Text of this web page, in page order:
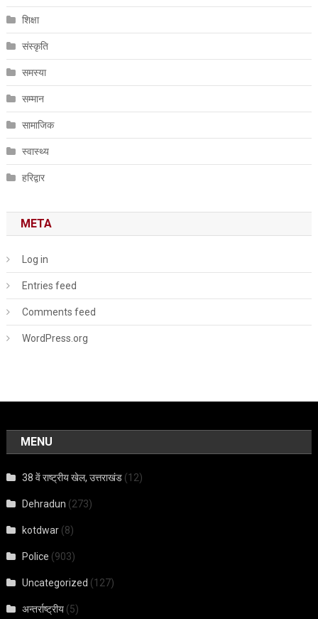
शिक्षा
संस्कृति
समस्या
सम्मान
सामाजिक
स्वास्थ्य
हरिद्वार
META
Log in
Entries feed
Comments feed
WordPress.org
MENU
38 वें राष्ट्रीय खेल, उत्तराखंड (12)
Dehradun (273)
kotdwar (8)
Police (903)
Uncategorized (127)
अन्तर्राष्ट्रीय (5)